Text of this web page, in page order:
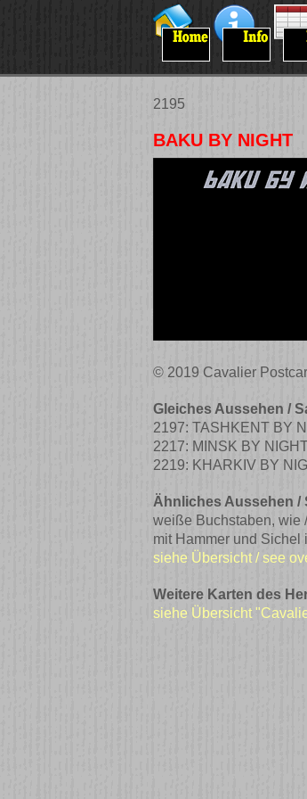
2195
BAKU BY NIGHT
© 2019 Cavalier
Gleiches Aussehen /
2197: TASHKENT BY
2217: MINSK BY
2219: KHARKIV BY
Ähnliches Aussehen /
weiße Buchstaben, wie
mit Hammer und Sichel
siehe Übersicht / see
Weitere Karten des
siehe Übersicht